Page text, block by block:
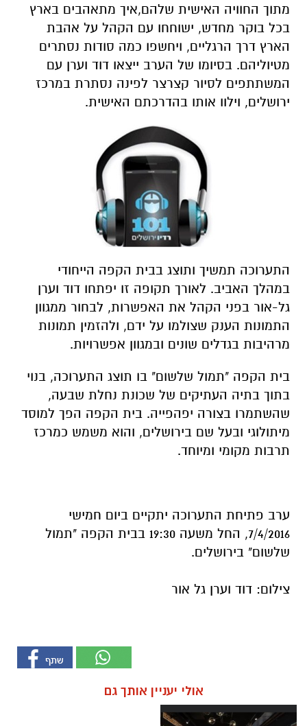
מתוך החוויה האישית שלהם,איך מתאהבים בארץ
בכל בוקר מחדש, ישוחחו עם הקהל על אהבת
הארץ דרך הרגליים, ויחשפו כמה סודות נסתרים
מטיוליהם. בסיומו של הערב ייצאו דוד וערן עם
המשתתפים לסיור קצרצר לפינה נסתרת במרכז
ירושלים, וילוו אותו בהדרכתם האישית.
התערוכה תמשיך ותוצג בבית הקפה הייחודי
במהלך האביב. לאורך תקופה זו יפתחו דוד וערן
גל-אור בפני הקהל את האפשרות, לבחור ממגוון
התמונות הענק שצולמו על ידם, ולהזמין תמונות
מרהיבות בגדלים שונים ובמגוון אפשרויות.
בית הקפה "תמול שלשום" בו תוצג התערוכה, בנוי
בתוך בתיה העתיקים של שכונת נחלת שבעה,
שהשתמרו בצורה יפהפייה. בית הקפה הפך למוסד
מיתולוגי ובעל שם בירושלים, והוא משמש כמרכז
תרבות מקומי ומיוחד.
ערב פתיחת התערוכה יתקיים ביום חמישי
7/4/2016, החל משעה 19:30 בבית הקפה "תמול
שלשום" בירושלים.
צילום: דוד וערן גל אור
אולי יעניין אותך גם